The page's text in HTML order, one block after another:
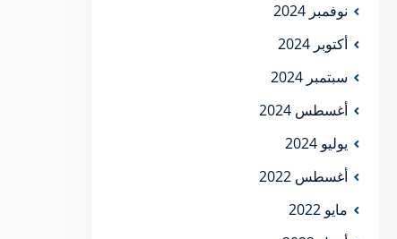
نوفمبر 2024
أكتوبر 2024
سبتمبر 2024
أغسطس 2024
يوليو 2024
أغسطس 2022
مايو 2022